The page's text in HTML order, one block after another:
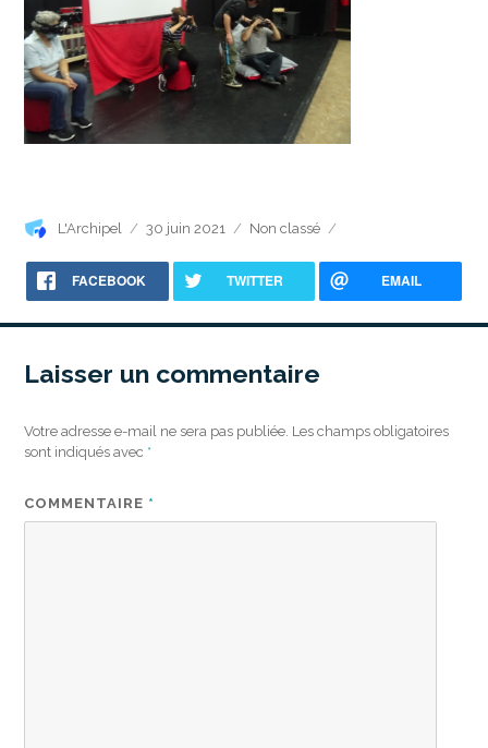
Auteur
L'Archipel
Publié
30 juin 2021 Catégories
Non classé
FACEBOOK TWITTER EMAIL
Laisser un commentaire
Votre adresse e-mail ne sera pas publiée. Les champs obligatoires
sont indiqués avec *
COMMENTAIRE *